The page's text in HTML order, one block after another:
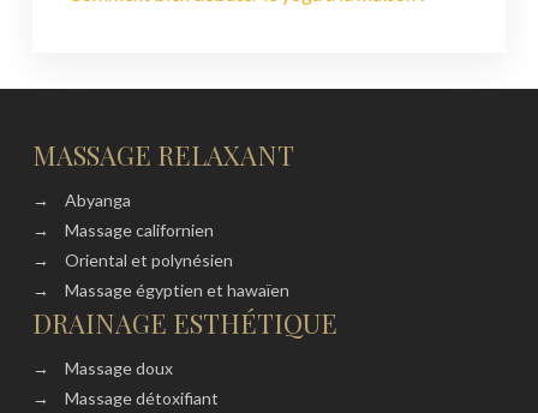
MASSAGE RELAXANT
→
Abyanga
→
Massage californien
→
Oriental et polynésien
→
Massage égyptien et hawaïen
DRAINAGE ESTHÉTIQUE
→
Massage doux
→
Massage détoxifiant